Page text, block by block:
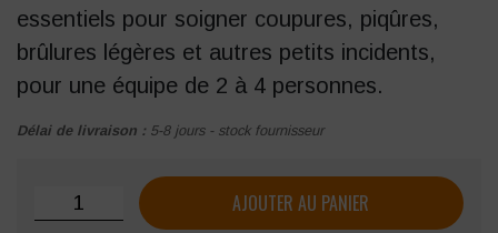
essentiels pour soigner coupures, piqûres,
brûlures légères et autres petits incidents,
pour une équipe de 2 à 4 personnes.
Délai de livraison : 5-8 jours - stock fournisseur
quantité de Trousse ESPACES VERTS FARMOR en PU
AJOUTER AU PANIER